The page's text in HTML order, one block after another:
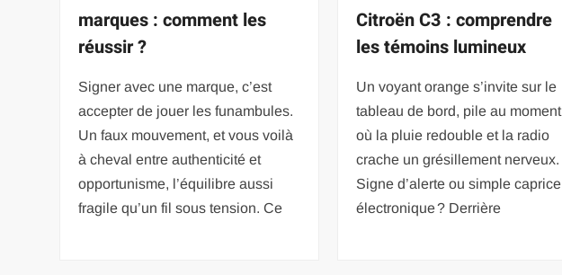
marques : comment les
réussir ?
Signer avec une marque, c’est
accepter de jouer les funambules.
Un faux mouvement, et vous voilà
à cheval entre authenticité et
opportunisme, l’équilibre aussi
fragile qu’un fil sous tension. Ce
Citroën C3 : comprendre
les témoins lumineux
Un voyant orange s’invite sur le
tableau de bord, pile au moment
où la pluie redouble et la radio
crache un grésillement nerveux.
Signe d’alerte ou simple caprice
électronique ? Derrière